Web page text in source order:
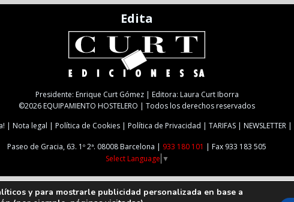
Edita
Presidente: Enrique Curt Gómez | Editora: Laura Curt Iborra
©2026 EQUIPAMIENTO HOSTELERO | Todos los derechos reservados
Nota legal Política de Cookies Política de Privacidad TARIFAS NEWSLETTER
Paseo de Gracia, 63. 1º 2ª. 08008 Barcelona | 933 180 101 | Fax 933 183 505
Select Language ▼
y para mostrarle publicidad personalizada en base a